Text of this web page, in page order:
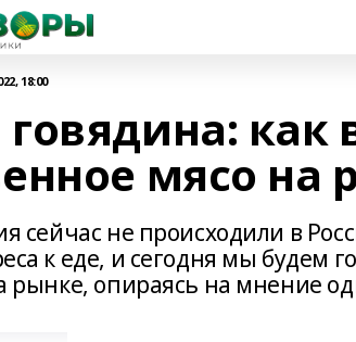
18:00
как
мясо на
сейчас не происходили в
к еде, и сегодня мы будем
рынке, опираясь на мнение